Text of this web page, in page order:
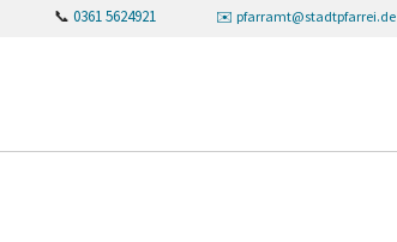
📞 0361 5624921 ✉️ pfarramt@stadtpfarrei.de